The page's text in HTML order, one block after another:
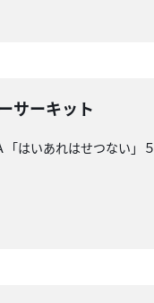
サーキット
はいあれはせつない」